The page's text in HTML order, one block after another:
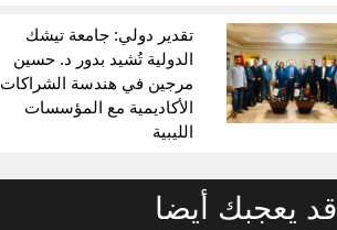
تقدير دولي: جامعة تيشك
الدولية تُشيد بدور د. حسين
مرجين في هندسة الشراكات
الأكاديمية مع المؤسسات
الليبية
قد يعجبك أيضا